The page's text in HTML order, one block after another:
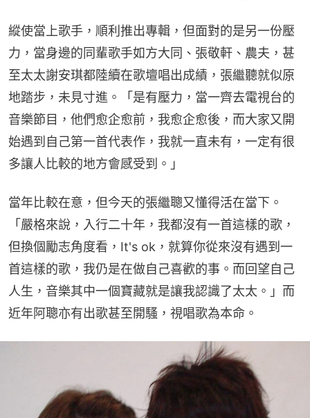
縱使當上歌手，順利推出專輯，但面對的是另一份壓
力，當身邊的同輩歌手如方大同、張敬軒、農夫，甚
至太太謝安琪都陸續在歌壇唱出成績，張繼聽就似原
地踏步，未見寸進。「是有壓力，當一齊去電視台的
音樂節目，他們愈企愈前，我愈企愈後，而大家又開
始遇到自己第一首代表作，我就一直未有，一定有很
多讓人比較的地方會感受到。」
當年比較在意，但今天的張繼聰又懂得活在當下。
「嚴格來說，入行二十年，我都沒有一首這樣的歌，
但換個勵志角度看，It's ok，就算你從來沒有遇到一
首這樣的歌，我仍是在做自己喜歡的事。而回望自己
人生，音樂其中一個寶藏就是讓我認識了太太。」而
近年阿聰亦有出歌甚至開騷，視唱歌為本命。